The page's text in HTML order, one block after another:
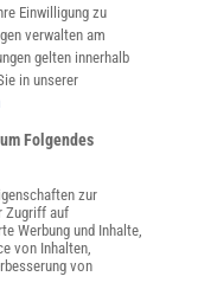
Einwilligung zu
verwalten am
gelten innerhalb
in unserer
Folgendes
zur
Zugriff auf
Werbung und Inhalte,
von Inhalten,
von